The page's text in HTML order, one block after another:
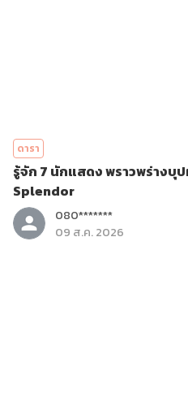
ดารา
รู้จัก 7 นักแสดง พราวพร่างบุ
Splendor
080*******
09 ส.ค. 2026